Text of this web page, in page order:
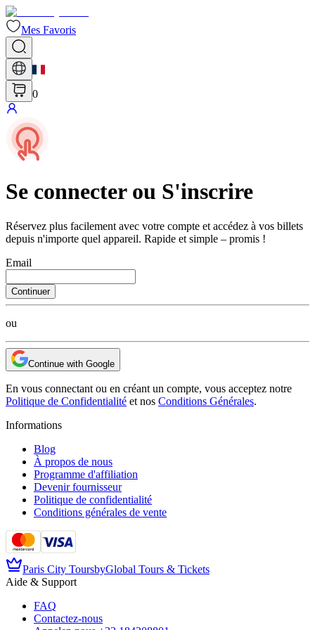
Mes Favoris
0
Se connecter ou S'inscrire
Réservez plus facilement avec votre compte et accédez à vos billets
depuis n'importe quel appareil. Rapide et simple – promis !
Email
Continuer
ou
Continue with Google
En vous connectant ou en créant un compte, vous acceptez notre
Politique de Confidentialité et nos Conditions Générales.
Informations
Blog
À propos de nous
Programme d'affiliation
Devenir fournisseur
Politique de confidentialité
Conditions générales de vente
Paris City ToursbyGlobal Tours & Tickets
Aide & Support
FAQ
Contactez-nous